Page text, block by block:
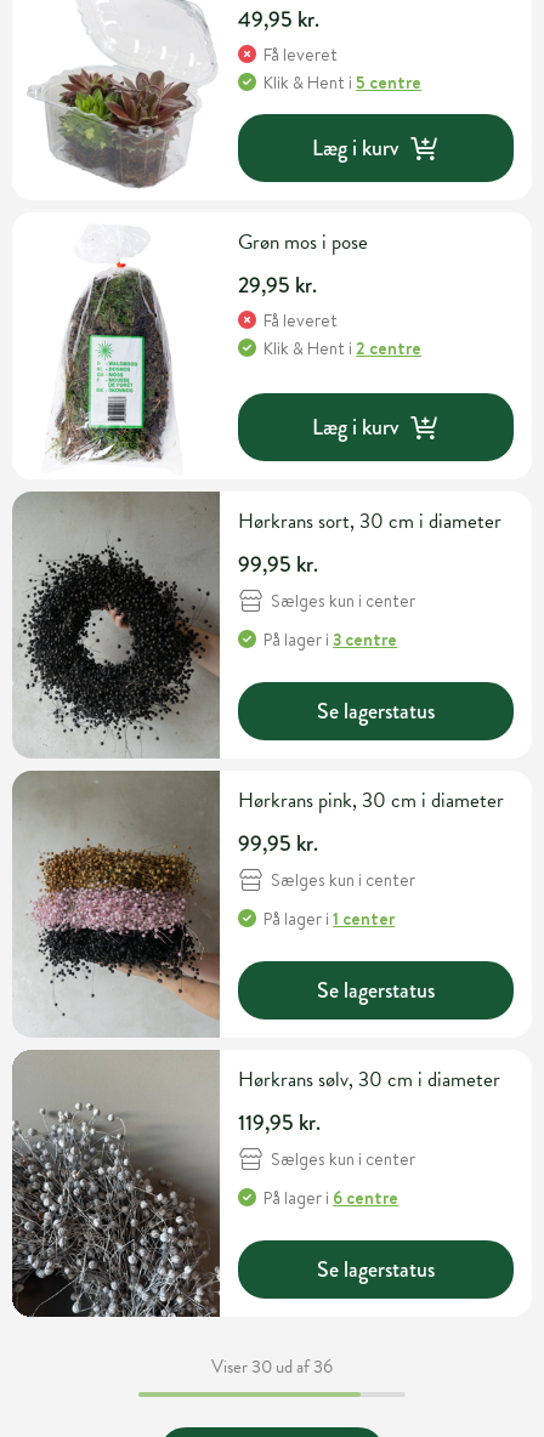
49,95 kr.
Få leveret
Klik & Hent i5 centre
Læg i kurv
Grøn mos i pose
29,95 kr.
Få leveret
Klik & Hent i2 centre
Læg i kurv
Hørkrans sort, 30 cm i diameter
99,95 kr.
Sælges kun i center
På lager i3 centre
Se lagerstatus
Hørkrans pink, 30 cm i diameter
99,95 kr.
Sælges kun i center
På lager i1 center
Se lagerstatus
Hørkrans sølv, 30 cm i diameter
119,95 kr.
Sælges kun i center
På lager i 6 centre
Se lagerstatus
Viser 30 ud af 36